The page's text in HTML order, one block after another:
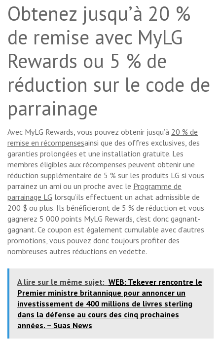
Obtenez jusqu’à 20 %
de remise avec MyLG
Rewards ou 5 % de
réduction sur le code de
parrainage
Avec MyLG Rewards, vous pouvez obtenir jusqu’à 20 % de
remise en récompensesainsi que des offres exclusives, des
garanties prolongées et une installation gratuite. Les
membres éligibles aux récompenses peuvent obtenir une
réduction supplémentaire de 5 % sur les produits LG si vous
parrainez un ami ou un proche avec le Programme de
parrainage LG lorsqu’ils effectuent un achat admissible de
200 $ ou plus. Ils bénéficieront de 5 % de réduction et vous
gagnerez 5 000 points MyLG Rewards, c’est donc gagnant-
gagnant. Ce coupon est également cumulable avec d’autres
promotions, vous pouvez donc toujours profiter des
nombreuses autres réductions en vedette.
A lire sur le même sujet: WEB: Tekever rencontre le
Premier ministre britannique pour annoncer un
investissement de 400 millions de livres sterling
dans la défense au cours des cinq prochaines
années. – Suas News